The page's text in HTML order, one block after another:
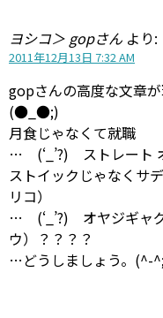
ヨシコ＞ gopさん より:
2011年12月13日 7:32 AM
gopさんの高度な文章が
(●_●;)
月食じゃなくて就職
… (‘_’?) ストレート
ストイックじゃなくサ
リコ）
… (‘_’?) オヤジギャ
ウ）？？？？
…どうしましょう。(^-